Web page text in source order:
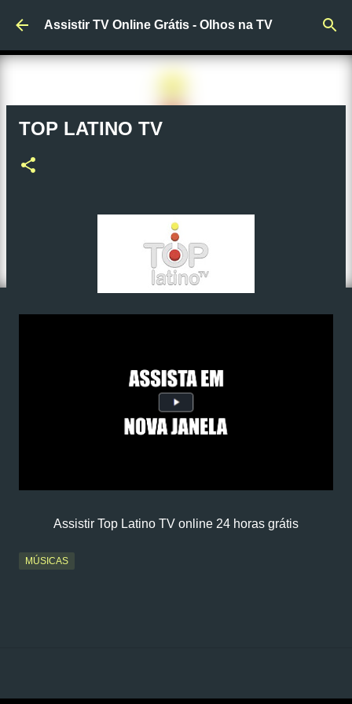
Pular para o conteúdo principal
Assistir TV Online Grátis - Olhos na TV
TOP LATINO TV
Assistir Top Latino TV online 24 horas grátis
MÚSICAS